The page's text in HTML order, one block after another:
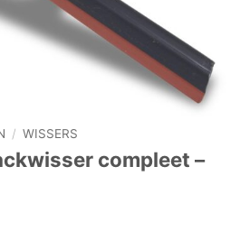
/ WISSERS
compleet –